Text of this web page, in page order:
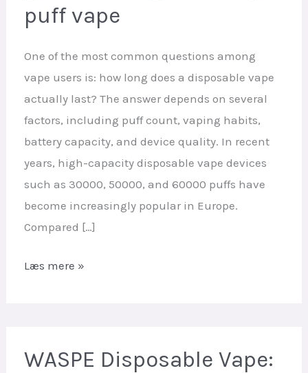
puff vape
One of the most common questions among
vape users is: how long does a disposable vape
actually last? The answer depends on several
factors, including puff count, vaping habits,
battery capacity, and device quality. In recent
years, high-capacity disposable vape devices
such as 30000, 50000, and 60000 puffs have
become increasingly popular in Europe.
Compared […]
Hvor
engangs-
Læs mere »
WASPE Disposable Vape: